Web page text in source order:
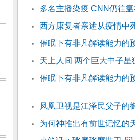
多名主播染疫 CNN仍往
西方康复者亲述从疫情中
催眠下有非凡解读能力的
天上人间 两个巨大中子星
催眠下有非凡解读能力的
凤凰卫视是江泽民父子的
为何神推出有前世记忆的